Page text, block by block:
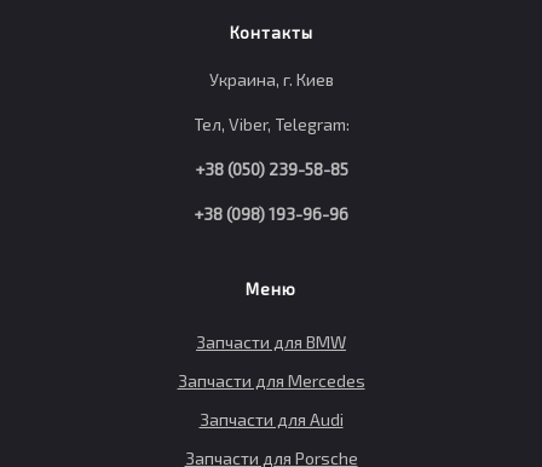
Контакты
Украина, г. Киев
Тел, Viber, Telegram:
+38 (050) 239-58-85
+38 (098) 193-96-96
Меню
Запчасти для BMW
Запчасти для Mercedes
Запчасти для Audi
Запчасти для Porsche